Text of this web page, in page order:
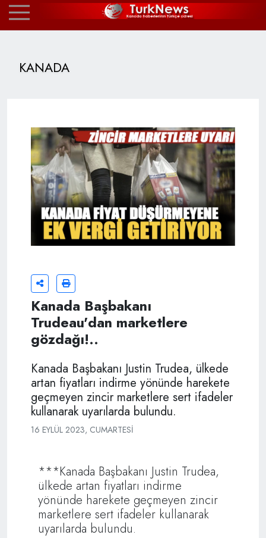
KANADA
Kanada Başbakanı
Trudeau'dan marketlere
gözdağı!..
Kanada Başbakanı Justin Trudea, ülkede
artan fiyatları indirme yönünde harekete
geçmeyen zincir marketlere sert ifadeler
kullanarak uyarılarda bulundu.
16 EYLÜL 2023, CUMARTESI
***Kanada Başbakanı Justin Trudea,
ülkede artan fiyatları indirme
yönünde harekete geçmeyen zincir
marketlere sert ifadeler kullanarak
uyarılarda bulundu.